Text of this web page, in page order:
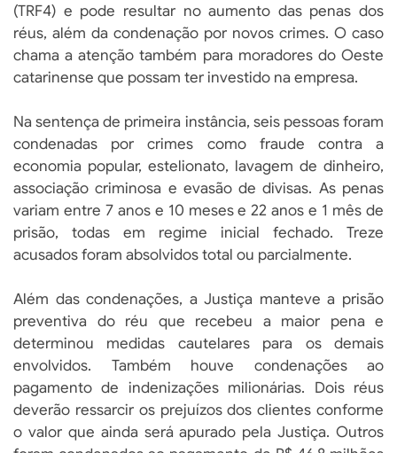
(TRF4) e pode resultar no aumento das penas dos
réus, além da condenação por novos crimes. O caso
chama a atenção também para moradores do Oeste
catarinense que possam ter investido na empresa.
Na sentença de primeira instância, seis pessoas foram
condenadas por crimes como fraude contra a
economia popular, estelionato, lavagem de dinheiro,
associação criminosa e evasão de divisas. As penas
variam entre 7 anos e 10 meses e 22 anos e 1 mês de
prisão, todas em regime inicial fechado. Treze
acusados foram absolvidos total ou parcialmente.
Além das condenações, a Justiça manteve a prisão
preventiva do réu que recebeu a maior pena e
determinou medidas cautelares para os demais
envolvidos. Também houve condenações ao
pagamento de indenizações milionárias. Dois réus
deverão ressarcir os prejuízos dos clientes conforme
o valor que ainda será apurado pela Justiça. Outros